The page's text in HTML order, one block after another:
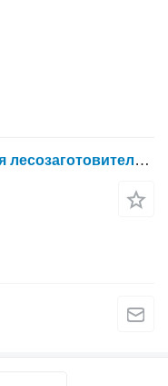
Гидрораспределитель HSM для лесозаготовительной техники